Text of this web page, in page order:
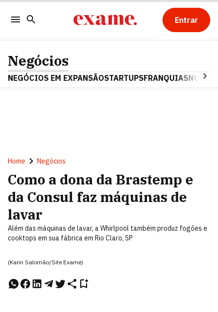
Entrar
Negócios
NEGÓCIOS EM EXPANSÃOSTARTUPSFRANQUIAS
Home Negócios
Como a dona da Brastemp e
da Consul faz máquinas de
lavar
Além das máquinas de lavar, a Whirlpool também produz fogões e
cooktops em sua fábrica em Rio Claro, SP
(Karin Salomão/Site Exame)